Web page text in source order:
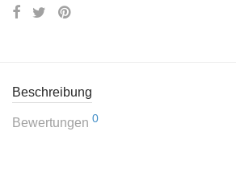
Beschreibung
Bewertungen 0